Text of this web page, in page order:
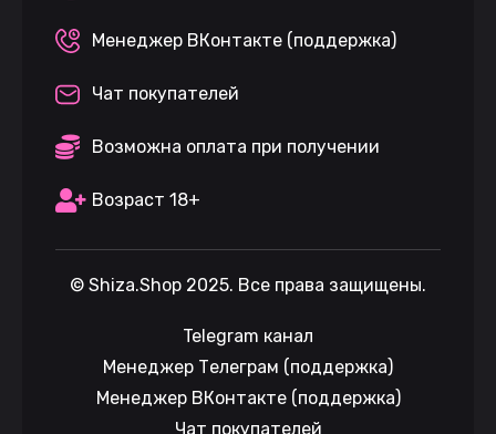
Менеджер ВКонтакте (поддержка)
Чат покупателей
Возможна оплата при получении
Возраст 18+
© Shiza.Shop 2025. Все права защищены.
Telegram канал
Менеджер Телеграм (поддержка)
Менеджер ВКонтакте (поддержка)
Чат покупателей